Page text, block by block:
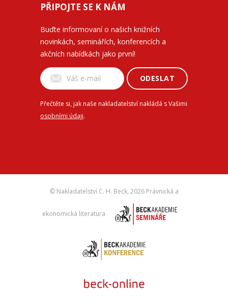
PŘIPOJTE SE K NÁM
Buďte informovaní o našich knižních
novinkách, seminářích, konferencích a
akčních nabídkách jako první!
ODESLAT
Přečtěte si, jak naše nakladatelství nakládá s Vašimi
osobními údaji.
© Nakladatelství C. H. Beck, 2026 Právnická a
ekonomická literatura